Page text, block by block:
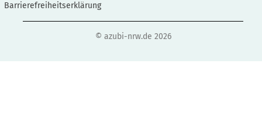
Barrierefreiheitserklärung
© azubi-nrw.de 2026